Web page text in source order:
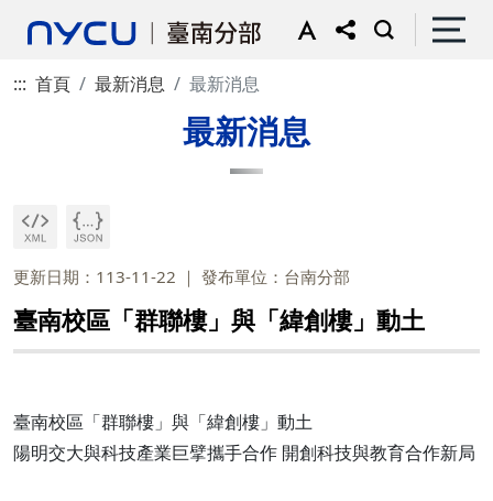
::: 首頁 最新消息 最新消息
最新消息
更新日期：113-11-22 發布單位：台南分部
臺南校區「群聯樓」與「緯創樓」動土
臺南校區「群聯樓」與「緯創樓」動土
陽明交大與科技產業巨擘攜手合作 開創科技與教育合作新局